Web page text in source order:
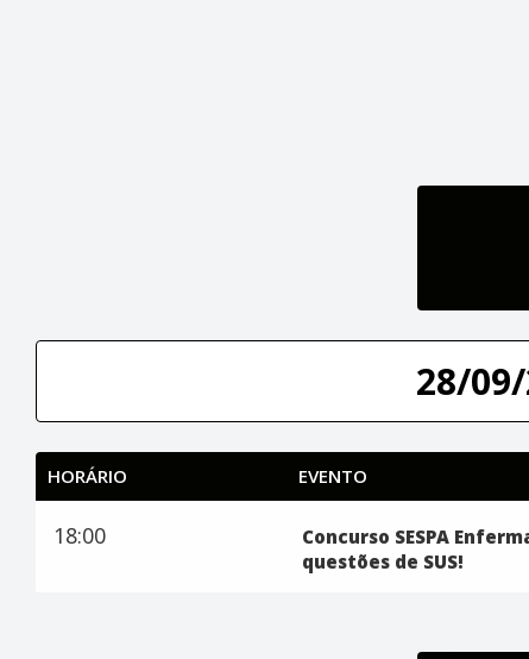
28/
HORÁRIO EVENTO
18:00
Concurso SESPA
questões de SUS!